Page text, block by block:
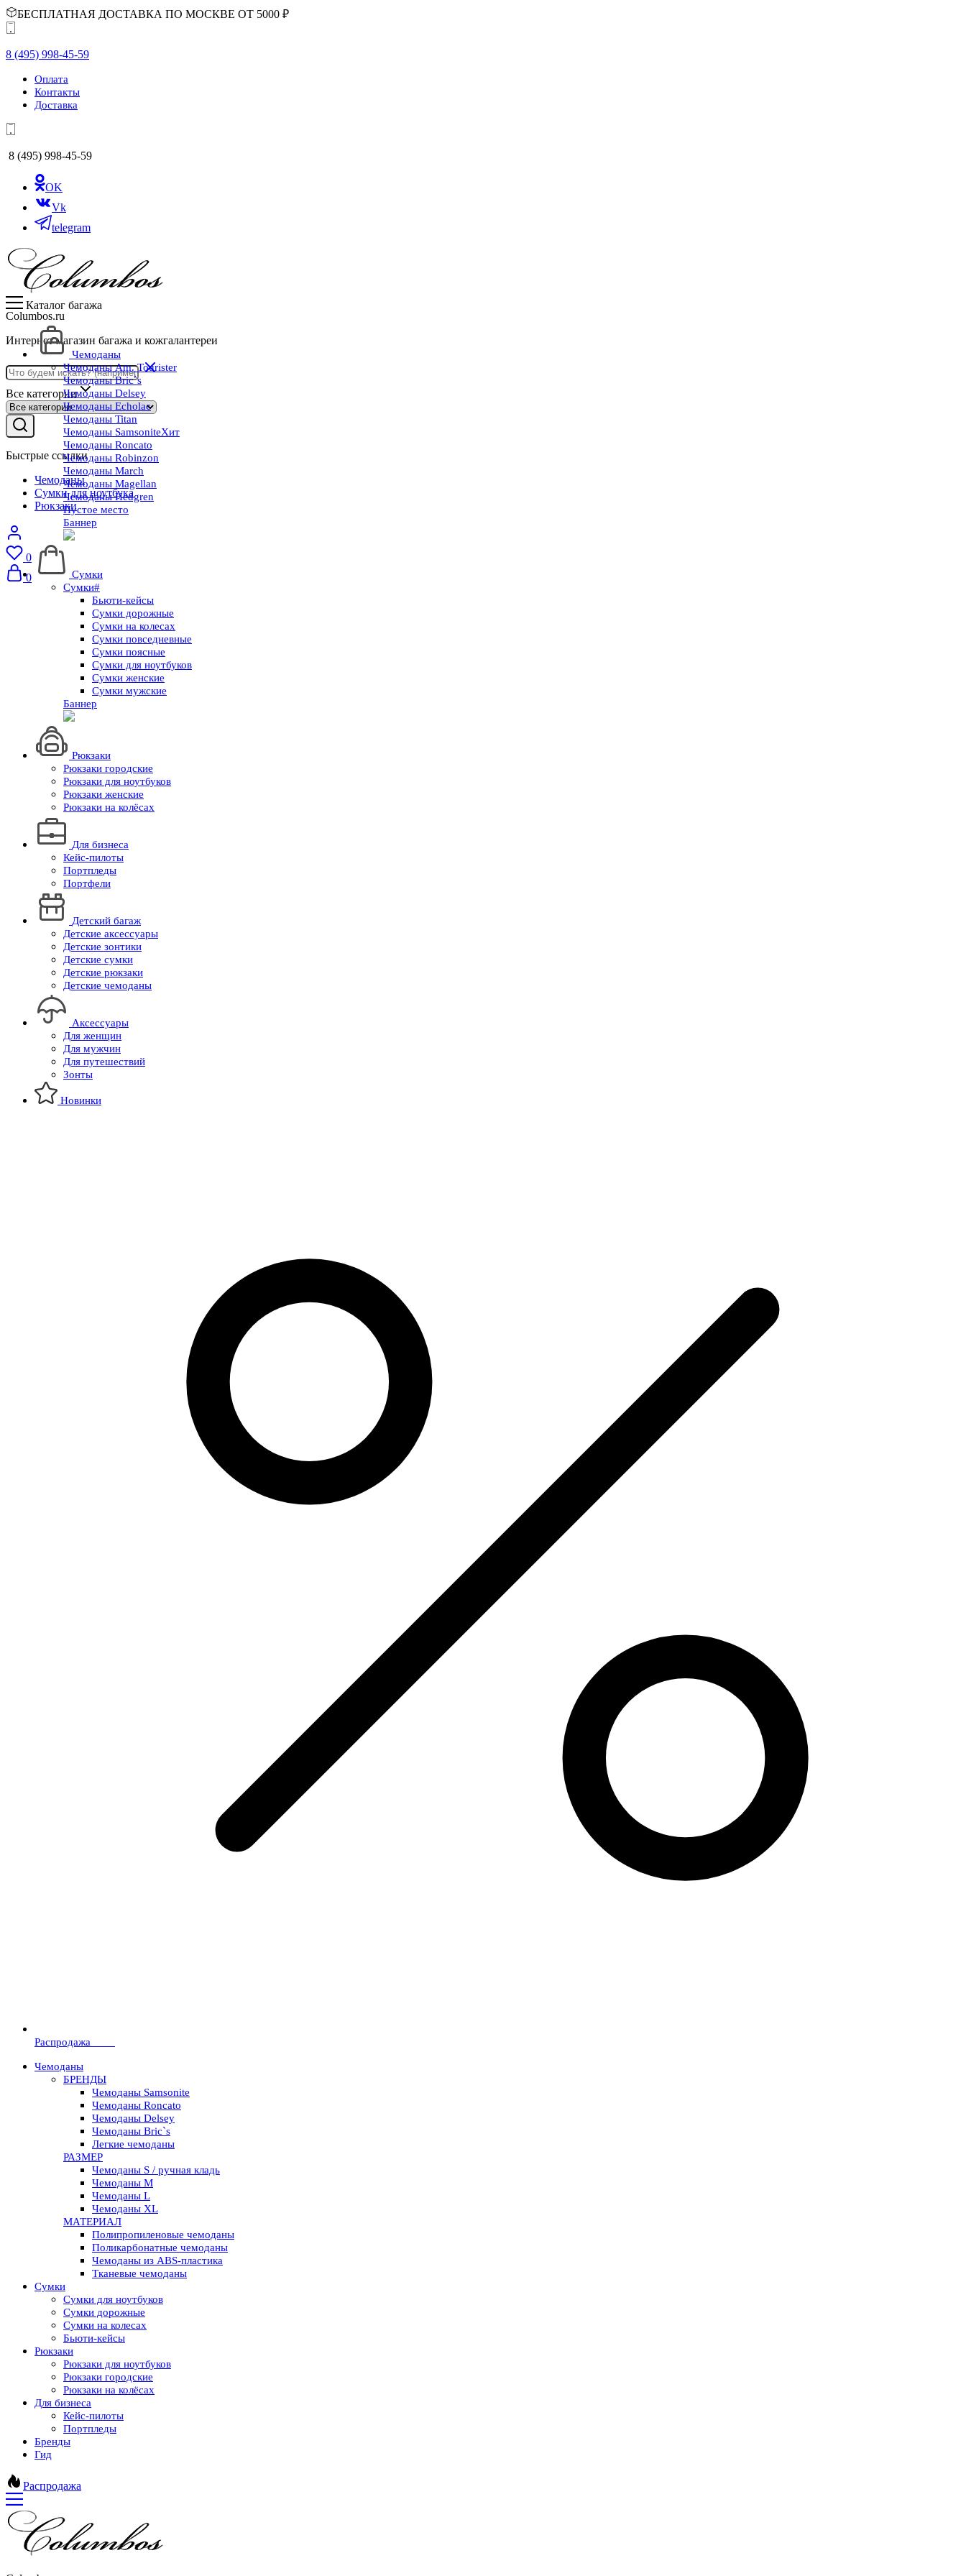
БЕСПЛАТНАЯ ДОСТАВКА ПО МОСКВЕ ОТ 5000 ₽
8 (495) 998-45-59
Оплата
Контакты
Доставка
8 (495) 998-45-59
OK
Vk
telegram
Columbos.ru
Интернет магазин багажа и кожгалантереи
Все категории
Быстрые ссылки
Чемоданы
Сумки для ноутбука
Рюкзаки
0
0
Каталог багажа
Чемоданы
Чемоданы Am. Tourister
Чемоданы Bric`s
Чемоданы Delsey
Чемоданы Echolac
Чемоданы Titan
Чемоданы SamsoniteХит
Чемоданы Roncato
Чемоданы Robinzon
Чемоданы March
Чемоданы Magellan
Чемоданы Hedgren
Пустое место
Баннер
Сумки
Сумки#
Бьюти-кейсы
Сумки дорожные
Сумки на колесах
Сумки повседневные
Сумки поясные
Сумки для ноутбуков
Сумки женские
Сумки мужские
Баннер
Рюкзаки
Рюкзаки городские
Рюкзаки для ноутбуков
Рюкзаки женские
Рюкзаки на колёсах
Для бизнеса
Кейс-пилоты
Портпледы
Портфели
Детский багаж
Детские аксессуары
Детские зонтики
Детские сумки
Детские рюкзаки
Детские чемоданы
Аксессуары
Для женщин
Для мужчин
Для путешествий
Зонты
Новинки
Распродажа
Чемоданы
БРЕНДЫ
Чемоданы Samsonite
Чемоданы Roncato
Чемоданы Delsey
Чемоданы Bric`s
Легкие чемоданы
РАЗМЕР
Чемоданы S / ручная кладь
Чемоданы M
Чемоданы L
Чемоданы XL
МАТЕРИАЛ
Полипропиленовые чемоданы
Поликарбонатные чемоданы
Чемоданы из ABS-пластика
Тканевые чемоданы
Сумки
Сумки для ноутбуков
Сумки дорожные
Сумки на колесах
Бьюти-кейсы
Рюкзаки
Рюкзаки для ноутбуков
Рюкзаки городские
Рюкзаки на колёсах
Для бизнеса
Кейс-пилоты
Портпледы
Бренды
Гид
Распродажа